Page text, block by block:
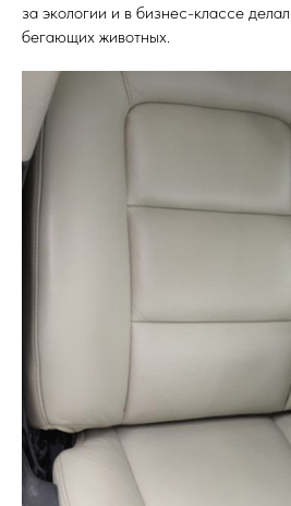
за экологии и в бизнес-классе
бегающих животных.